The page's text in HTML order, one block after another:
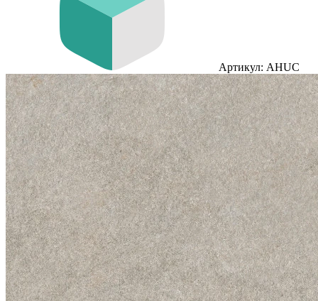
Артикул: AHUC